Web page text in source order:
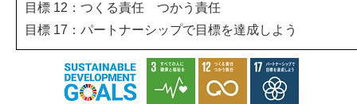
目標 12：つくる責任 つかう責任
目標 17：パートナーシップで目標を達成しよう